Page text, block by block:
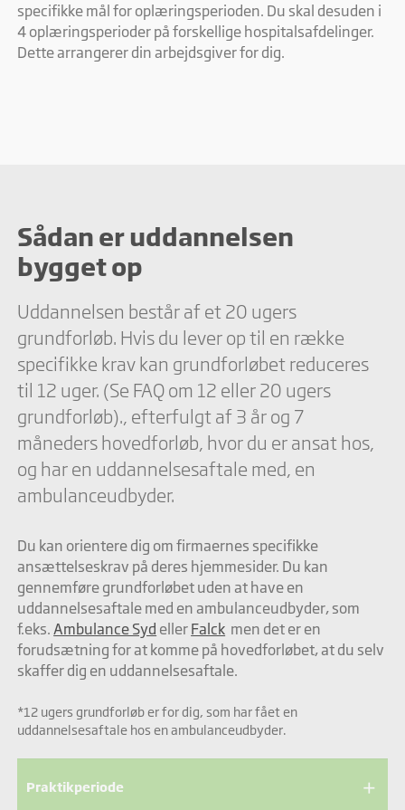
specifikke mål for oplæringsperioden. Du skal desuden i
4 oplæringsperioder på forskellige hospitalsafdelinger.
Dette arrangerer din arbejdsgiver for dig.
Sådan er uddannelsen
bygget op
Uddannelsen består af et 20 ugers
grundforløb. Hvis du lever op til en række
specifikke krav kan grundforløbet reduceres
til 12 uger. (Se FAQ om 12 eller 20 ugers
grundforløb)., efterfulgt af 3 år og 7
måneders hovedforløb, hvor du er ansat hos,
og har en uddannelsesaftale med, en
ambulanceudbyder.
Du kan orientere dig om firmaernes specifikke
ansættelseskrav på deres hjemmesider. Du kan
gennemføre grundforløbet uden at have en
uddannelsesaftale med en ambulanceudbyder, som
f.eks.Ambulance Syd eller Falck men det er en
forudsætning for at komme på hovedforløbet, at du selv
skaffer dig en uddannelsesaftale.
*12 ugers grundforløb er for dig, som har fået en
uddannelsesaftale hos en ambulanceudbyder.
add
Praktikperiode